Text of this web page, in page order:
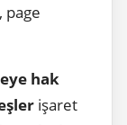
page
hak
işaret